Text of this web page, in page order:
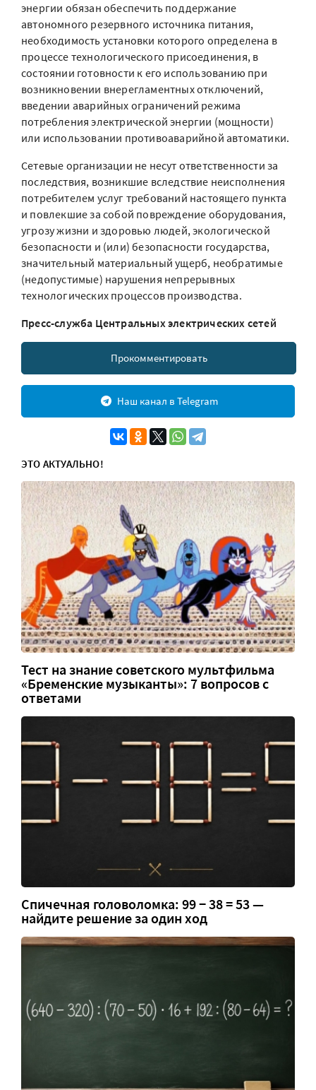
энергии обязан обеспечить поддержание
автономного резервного источника питания,
необходимость установки которого определена в
процессе технологического присоединения, в
состоянии готовности к его использованию при
возникновении внерегламентных отключений,
введении аварийных ограничений режима
потребления электрической энергии (мощности)
или использовании противоаварийной автоматики.
Сетевые организации не несут ответственности за
последствия, возникшие вследствие неисполнения
потребителем услуг требований настоящего пункта
и повлекшие за собой повреждение оборудования,
угрозу жизни и здоровью людей, экологической
безопасности и (или) безопасности государства,
значительный материальный ущерб, необратимые
(недопустимые) нарушения непрерывных
технологических процессов производства.
Пресс-служба Центральных электрических сетей
Прокомментировать
Наш канал в Telegram
ЭТО АКТУАЛЬНО!
Тест на знание советского мультфильма
«Бременские музыканты»: 7 вопросов с
ответами
Спичечная головоломка: 99 − 38 = 53 —
найдите решение за один ход